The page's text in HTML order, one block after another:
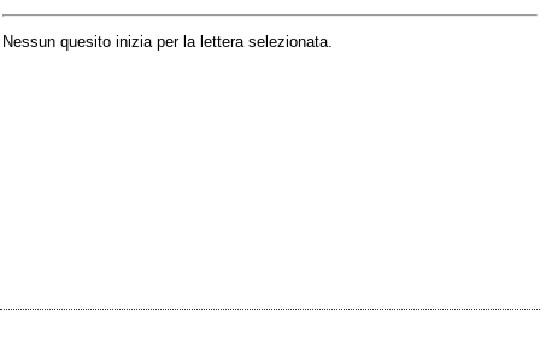
Nessun quesito inizia per la lettera selezionata.